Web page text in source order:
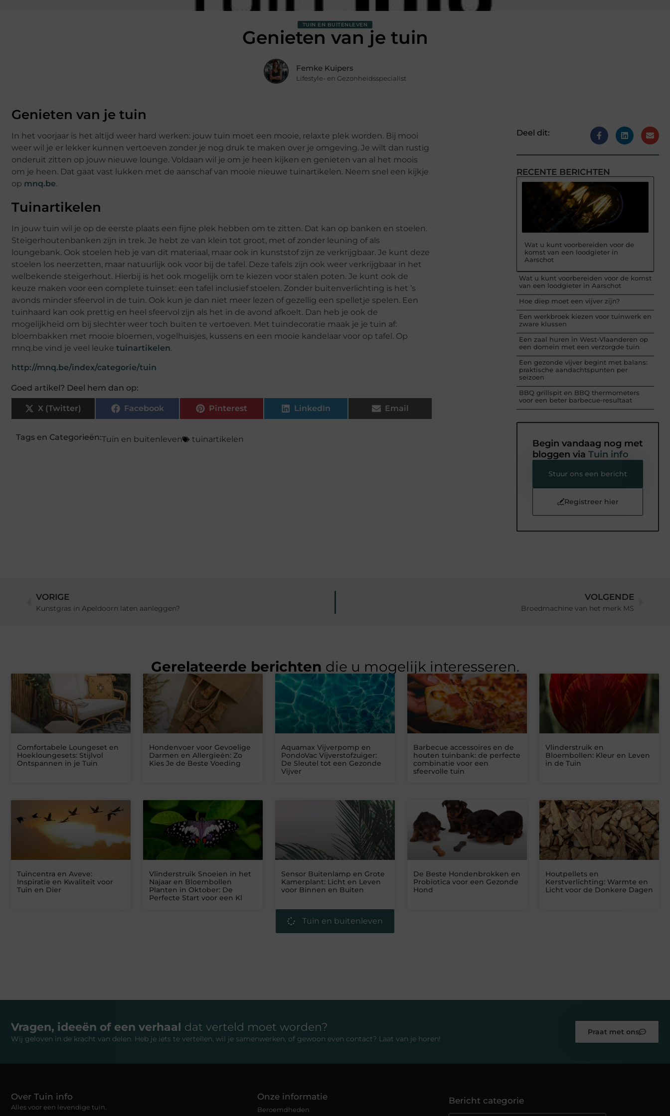
TUIN EN BUITENLEVEN
Genieten van je tuin
Femke Kuipers
Lifestyle- en Gezonheidsspecialist
Genieten van je tuin
In het voorjaar is het altijd weer hard werken: jouw tuin moet een mooie, relaxte plek worden. Bij mooi
weer wil je er lekker kunnen vertoeven zonder je nog druk te maken over je omgeving. Je wilt dan rustig
onderuit zitten op jouw nieuwe lounge. Voldaan wil je om je heen kijken en genieten van al het moois
om je heen. Dat gaat vast lukken met de aanschaf van mooie nieuwe tuinartikelen. Neem snel een kijkje
op mnq.be.
Tuinartikelen
In jouw tuin wil je op de eerste plaats een fijne plek hebben om te zitten. Dat kan op banken en stoelen.
Steigerhoutenbanken zijn in trek. Je hebt ze van klein tot groot, met of zonder leuning of als
loungebank. Ook stoelen heb je van dit materiaal, maar ook in kunststof zijn ze verkrijgbaar. Je kunt deze
stoelen los neerzetten, maar natuurlijk ook voor bij de tafel. Deze tafels zijn ook weer verkrijgbaar in het
welbekende steigerhout. Hierbij is het ook mogelijk om te kiezen voor stalen poten. Je kunt ook de
keuze maken voor een complete tuinset: een tafel inclusief stoelen. Zonder buitenverlichting is het ’s
avonds minder sfeervol in de tuin. Ook kun je dan niet meer lezen of gezellig een spelletje spelen. Een
tuinhaard kan ook prettig en heel sfeervol zijn als het in de avond afkoelt. Dan heb je ook de
mogelijkheid om bij slechter weer toch buiten te vertoeven. Met tuindecoratie maak je je tuin af:
bloembakken met mooie bloemen, vogelhuisjes, kussens en een mooie kandelaar voor op tafel. Op
mnq.be vind je veel leuke tuinartikelen.
http://mnq.be/index/categorie/tuin
Goed artikel? Deel hem dan op:
X (Twitter) Facebook Pinterest LinkedIn Email
Tags en Categorieën:Tuin en buitenleven tuinartikelen
Deel dit:
RECENTE BERICHTEN
Wat u kunt voorbereiden voor de
komst van een loodgieter in
Aarschot
Wat u kunt voorbereiden voor de komst
van een loodgieter in Aarschot
Hoe diep moet een vijver zijn?
Een werkbroek kiezen voor tuinwerk en
zware klussen
Een zaal huren in West-Vlaanderen op
een domein met een verzorgde tuin
Een gezonde vijver begint met balans:
praktische aandachtspunten per
seizoen
BBQ grillspit en BBQ thermometers
voor een beter barbecue-resultaat
Begin vandaag nog met
bloggen via Tuin info
Stuur ons een bericht
Registreer hier
VORIGE
Kunstgras in Apeldoorn laten aanleggen?
VOLGENDE
Broedmachine van het merk MS
Gerelateerde berichten die u mogelijk interesseren.
Comfortabele Loungeset en
Hoekloungesets: Stijlvol
Ontspannen in je Tuin
Hondenvoer voor Gevoelige
Darmen en Allergieën: Zo
Kies Je de Beste Voeding
Aquamax Vijverpomp en
PondoVac Vijverstofzuiger:
De Sleutel tot een Gezonde
Vijver
Barbecue accessoires en de
houten tuinbank: de perfecte
combinatie voor een
sfeervolle tuin
Vlinderstruik en
Bloembollen: Kleur en Leven
in de Tuin
Tuincentra en Aveve:
Inspiratie en Kwaliteit voor
Tuin en Dier
Vlinderstruik Snoeien in het
Najaar en Bloembollen
Planten in Oktober: De
Perfecte Start voor een Kl
Sensor Buitenlamp en Grote
Kamerplant: Licht en Leven
voor Binnen en Buiten
De Beste Hondenbrokken en
Probiotica voor een Gezonde
Hond
Houtpellets en
Kerstverlichting: Warmte en
Licht voor de Donkere Dagen
Tuin en buitenleven
Vragen, ideeën of een verhaal dat verteld moet worden?
Wij geloven in de kracht van delen. Heb je iets te vertellen, wil je samenwerken, of gewoon even contact? Laat van je horen!
Praat met ons
Over Tuin info
Alles voor een levendige tuin.
Onze informatie
Beroemdheden
Bericht categorie